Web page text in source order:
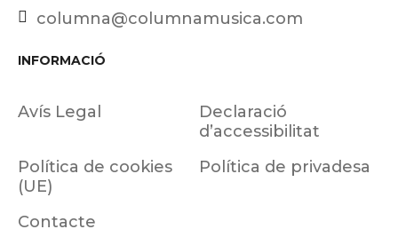
columna@columnamusica.com
INFORMACIÓ
Avís Legal
Declaració
d’accessibilitat
Política de cookies
(UE)
Política de privadesa
Contacte